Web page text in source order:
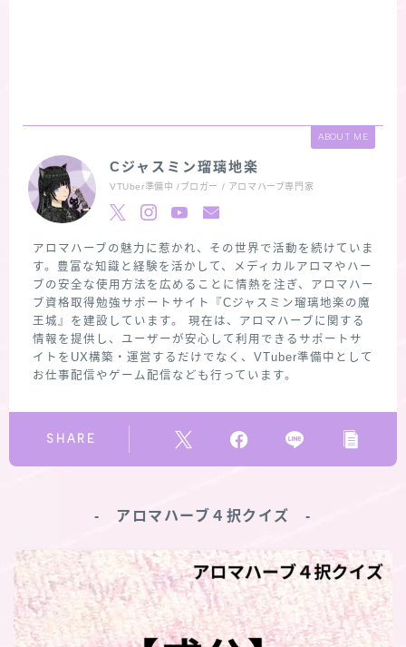
ABOUT ME
Cジャスミン瑠璃地楽
VTUber準備中 /ブロガー / アロマハーブ専門家
アロマハーブの魅力に惹かれ、その世界で活動を続けていま
す。豊富な知識と経験を活かして、メディカルアロマやハー
ブの安全な使用方法を広めることに情熱を注ぎ、アロマハー
ブ資格取得勉強サポートサイト『Cジャスミン瑠璃地楽の魔
王城』を建設しています。 現在は、アロマハーブに関する
情報を提供し、ユーザーが安心して利用できるサポートサ
イトをUX構築・運営するだけでなく、VTuber準備中として
お仕事配信やゲーム配信なども行っています。
SHARE
‐ アロマハーブ４択クイズ ‐